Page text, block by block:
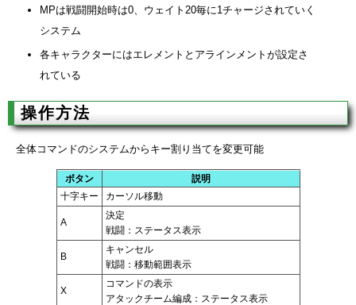
MPは戦闘開始時は0、ウェイト20毎に1チャージされていく
システム
各キャラクターにはエレメントとアラインメントが設定さ
れている
操作方法
全体コマンドのシステムからキー割り当てを変更可能
ボタン
説明
十字キー
カーソル移動
A
決定
戦闘：ステータス表示
B
キャンセル
戦闘：移動範囲表示
X
コマンドの表示
アタックチーム編成：ステータス表示